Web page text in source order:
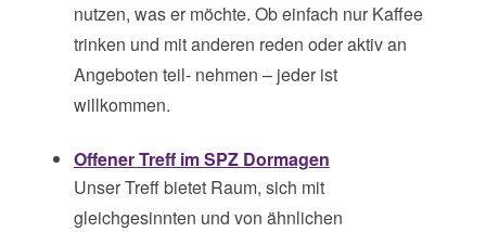
nutzen, was er möchte. Ob einfach nur Kaffee
trinken und mit anderen reden oder aktiv an
Angeboten teil- nehmen – jeder ist
willkommen.
Offener Treff im SPZ Dormagen
Unser Treff bietet Raum, sich mit
gleichgesinnten und von ähnlichen